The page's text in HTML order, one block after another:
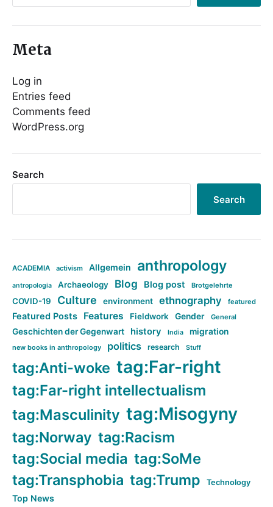
Meta
Log in
Entries feed
Comments feed
WordPress.org
Search
Search
ACADEMIA activism Allgemein anthropology
antropologia Archaeology Blog Blog post Brotgelehrte
COVID-19 Culture environment ethnography featured
Featured Posts Features Fieldwork Gender General
Geschichten der Gegenwart history India migration
new books in anthropology politics research Stuff
tag:Anti-woke tag:Far-right
tag:Far-right intellectualism
tag:Masculinity tag:Misogyny
tag:Norway tag:Racism
tag:Social media tag:SoMe
tag:Transphobia tag:Trump Technology
Top News